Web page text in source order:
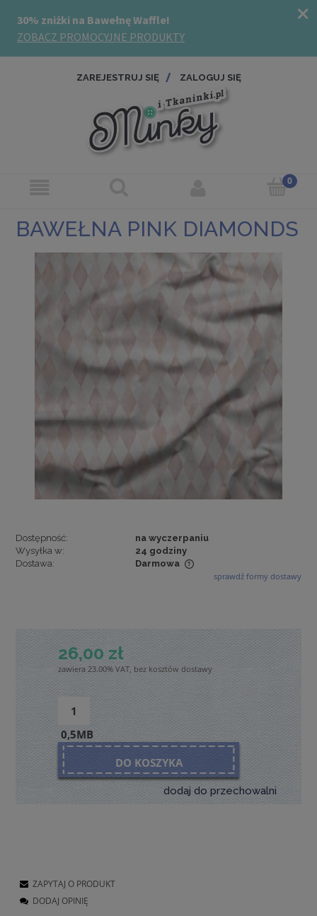
ZAREJESTRUJ SIĘ ZALOGUJ SIĘ
BAWEŁNA PINK DIAMONDS
Dostępność:
na wyczerpaniu
Wysyłka w:
24 godziny
Dostawa:
Darmowa
Cena nie zawiera ewentualnych kosztów płatności
sprawdź formy dostawy
26,00 zł
zawiera 23.00% VAT, bez kosztów dostawy
0,5MB
DO KOSZYKA
dodaj do przechowalni
ZAPYTAJ O PRODUKT
DODAJ OPINIĘ